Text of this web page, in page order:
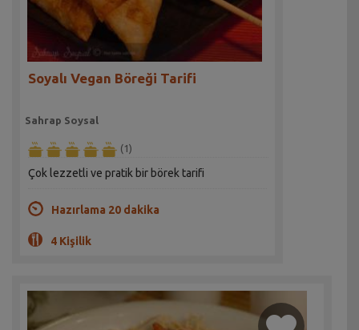
Soyalı Vegan Böreği Tarifi
Sahrap Soysal
(1)
Çok lezzetli ve pratik bir börek tarifi
Hazırlama 20 dakika
4 Kişilik